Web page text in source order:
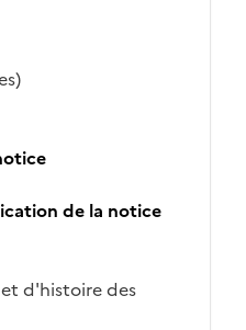
de la notice
d'histoire des